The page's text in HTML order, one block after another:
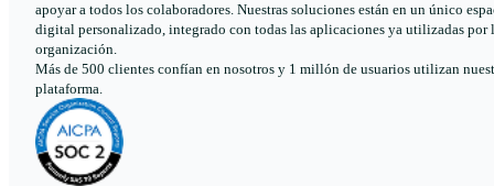
apoyar a todos los colaboradores. Nuestras soluciones están en un único
digital personalizado, integrado con todas las aplicaciones ya utilizadas por
organización.
Más de 500 clientes confían en nosotros y 1 millón de usuarios utilizan
plataforma.